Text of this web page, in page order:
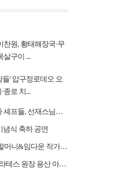
찬원, 황태해장국·무
살구이 ...
들' 압구정로데오 오
종로 치...
'어서와 한국은' 이탈리아 셰프들, 선재스님→라연 차도...
념식 축하 공연
'유퀴즈' 이은결·임봉근 할머니&임다운 작가·이승철, '...
'구해줘! 홈즈' 이모란 필라테스 원장 용산 아파트 방...